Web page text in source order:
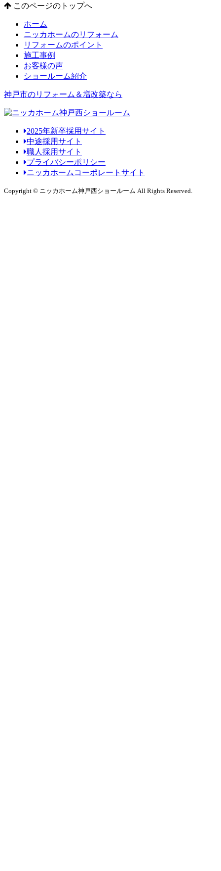
このページのトップへ
ホーム
ニッカホームのリフォーム
リフォームのポイント
施工事例
お客様の声
ショールーム紹介
神戸市のリフォーム＆増改築なら
2025年新卒採用サイト
中途採用サイト
職人採用サイト
プライバシーポリシー
ニッカホームコーポレートサイト
Copyright © ニッカホーム神戸西ショールーム All Rights Reserved.